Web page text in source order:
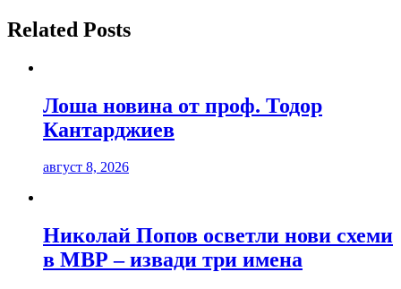
Related Posts
Лоша новина от проф. Тодор
Кантарджиев
август 8, 2026
Николай Попов осветли нови схеми
в МВР – извади три имена